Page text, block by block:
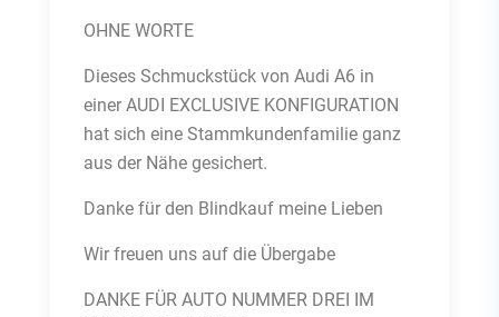
OHNE WORTE
Dieses Schmuckstück von Audi A6 in
einer AUDI EXCLUSIVE KONFIGURATION
hat sich eine Stammkundenfamilie ganz
aus der Nähe gesichert.
Danke für den Blindkauf meine Lieben
Wir freuen uns auf die Übergabe
DANKE FÜR AUTO NUMMER DREI IM